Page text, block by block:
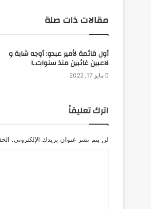
مقالات ذات صلة
أول قائمة لأمير عبدو: أوجه شابة و
لاعبين غائبين منذ سنوات..!
مايو 17, 2022
اترك تعليقاً
لن يتم نشر عنوان بريدك الإلكتروني.